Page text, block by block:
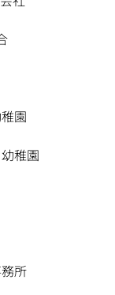
園
稚園
所